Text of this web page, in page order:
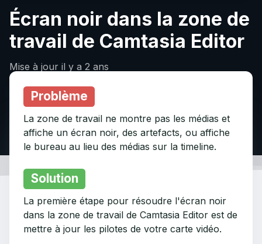
Écran noir dans la zone de
travail de Camtasia Editor
Mise à jour il y a 2 ans
Problème
La zone de travail ne montre pas les médias et
affiche un écran noir, des artefacts, ou affiche
le bureau au lieu des médias sur la timeline.
Solution
La première étape pour résoudre l'écran noir
dans la zone de travail de Camtasia Editor est de
mettre à jour les pilotes de votre carte vidéo.